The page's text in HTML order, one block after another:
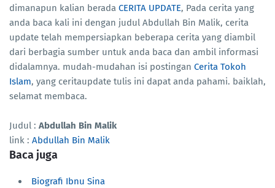
dimanapun kalian berada CERITA UPDATE, Pada cerita yang
anda baca kali ini dengan judul Abdullah Bin Malik, cerita
update telah mempersiapkan beberapa cerita yang diambil
dari berbagia sumber untuk anda baca dan ambil informasi
didalamnya. mudah-mudahan isi postingan Cerita Tokoh
Islam, yang ceritaupdate tulis ini dapat anda pahami. baiklah,
selamat membaca.
Judul : Abdullah Bin Malik
link : Abdullah Bin Malik
Baca juga
Biografi Ibnu Sina